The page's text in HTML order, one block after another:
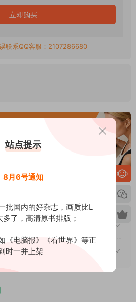
立即购买
联系QQ客服：2107286680
常见问题汇总及解答
站点提示
8月6号通知
批国内的好杂志，画质比L
了，高清原书排版；
《电脑报》《看世界》等正
时一并上架